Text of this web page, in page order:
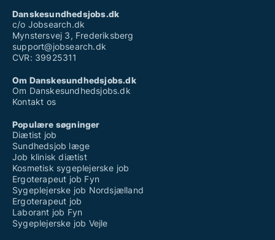
Danskesundhedsjobs.dk
c/o Jobsearch.dk
Mynstersvej 3, Frederiksberg
support@jobsearch.dk
CVR: 39925311
Om Danskesundhedsjobs.dk
Om Danskesundhedsjobs.dk
Kontakt os
Populære søgninger
Diætist job
Sundhedsjob læge
Job klinisk diætist
Kosmetisk sygeplejerske job
Ergoterapeut job Fyn
Sygeplejerske job Nordsjælland
Ergoterapeut job
Laborant job Fyn
Sygeplejerske job Vejle